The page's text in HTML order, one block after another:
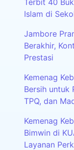
Islam di
Jambore
Berakhir,
Prestasi
Kemenag
Bersih untuk
TPQ, dan
Kemenag
Bimwin di
Layanan